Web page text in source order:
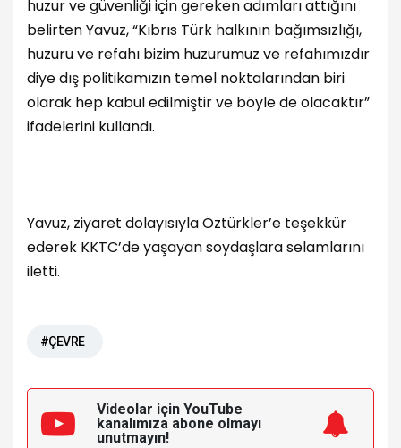
huzur ve güvenliği için gereken adımları attığını
belirten Yavuz, “Kıbrıs Türk halkının bağımsızlığı,
huzuru ve refahı bizim huzurumuz ve refahımızdır
diye dış politikamızın temel noktalarından biri
olarak hep kabul edilmiştir ve böyle de olacaktır”
ifadelerini kullandı.
Yavuz, ziyaret dolayısıyla Öztürkler’e teşekkür
ederek KKTC’de yaşayan soydaşlara selamlarını
iletti.
#ÇEVRE
Videolar için YouTube
kanalımıza abone olmayı
unutmayın!